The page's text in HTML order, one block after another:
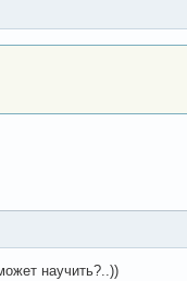
научить?..))